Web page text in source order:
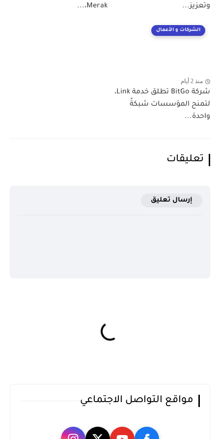
وتعزيز... Merak،...
الشركات و الأعمال
منذ 2 أيام
شركة BitGo تطلق خدمة Link،
لتمنح المؤسسات شبكةً
واحدة...
تعليقات
إرسال تعليق
مواقع التواصل الاجتماعي